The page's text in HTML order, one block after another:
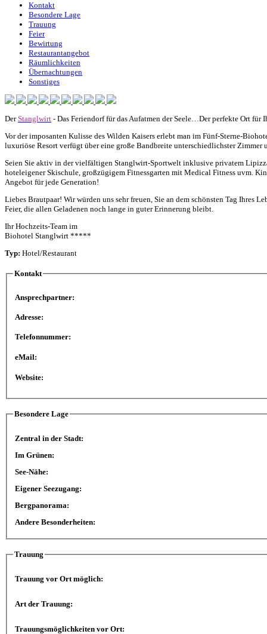
Kontakt
Besondere Lage
Trauung
Feier
Bewirtung
Restaurantangebot
Räumlichkeiten
Übernachtungen
Sonstiges
DerStanglwirt - Das Feriendorf für das Aufatmen der Seele…Der perfekte Ort für
Vor der imposanten Kulisse des Wilden Kaisers erlebt man im Fünf-Sterne-
luxuriöse Resort verfügt über eine große Bandbreite unterschiedlichster
Seien Sie aktiv in der vielfältigen Stanglwirt-Sportwelt inklusive privatem
hoteleigener Skischule, großzügigem Fitnessgarten mit Medical Fitness uvm.
Angebot für jede Generation!
Liebes Brautpaar! Wir würden uns sehr freuen, Sie an dem schönsten Tag
Feier, die allen Geladenen noch lange in guter Erinnerung bleibt.
Ihr Hochzeits-Team im
Biohotel Stanglwirt *****
Typ: Hotel/Restaurant
Kontakt
Ansprechpartner:
Adresse:
Telefonnummer:
eMail:
Website:
Besondere Lage
Zentral in der Stadt:
Im Grünen:
See-Nähe:
Eigener Seezugang:
Bergpanorama:
Andere Besonderheiten:
Trauung
Trauung vor Ort möglich:
Art der Trauung:
Trauungsmöglichkeiten vor Ort: